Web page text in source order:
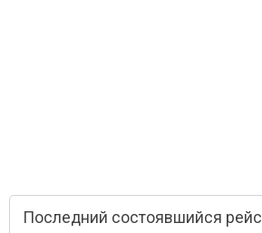
Последний состоявшийся рейс